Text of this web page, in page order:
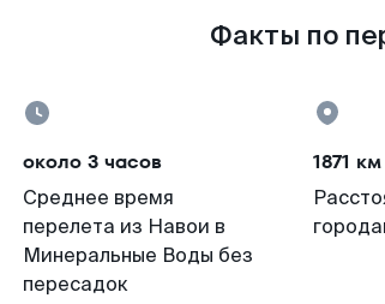
Факты по
около 3 часов
Среднее время
перелета из Навои в
Минеральные Воды без
пересадок
1871 км